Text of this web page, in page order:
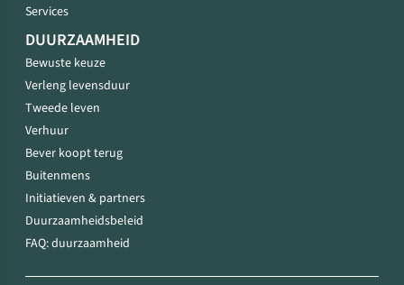
Services
DUURZAAMHEID
Bewuste keuze
Verleng levensduur
Tweede leven
Verhuur
Bever koopt terug
Buitenmens
Initiatieven & partners
Duurzaamheidsbeleid
FAQ: duurzaamheid